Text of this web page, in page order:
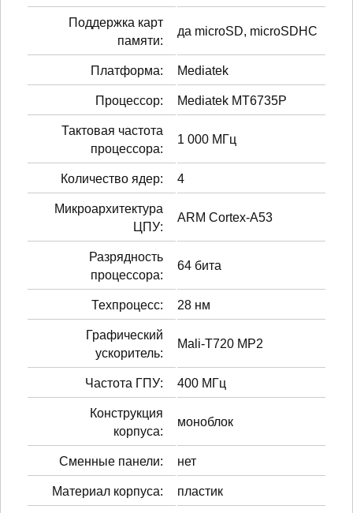
Поддержка карт
памяти:
да microSD, microSDHC
Платформа: Mediatek
Процессор: Mediatek MT6735P
Тактовая частота
процессора:
1 000 МГц
Количество ядер: 4
Микроархитектура
ЦПУ:
ARM Cortex-A53
Разрядность
процессора:
64 бита
Техпроцесс: 28 нм
Графический
ускоритель:
Mali-T720 MP2
Частота ГПУ: 400 МГц
Конструкция
корпуса:
моноблок
Сменные панели: нет
Материал корпуса: пластик